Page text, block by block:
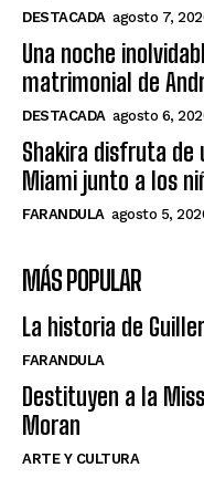
DESTACADA agosto 7,
Una noche
matrimonial de
DESTACADA agosto 6,
Shakira disfruta de
Miami junto a los
FARANDULA agosto 5,
MÁS POPULAR
La historia de
FARANDULA
Destituyen a la
Moran
ARTE Y CULTURA